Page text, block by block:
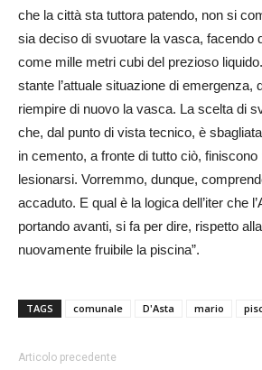
che la città sta tuttora patendo, non si
sia deciso di svuotare la vasca, facendo
come mille metri cubi del prezioso
stante l’attuale situazione di emergenza,
riempire di nuovo la vasca. La scelta di
che, dal punto di vista tecnico, è
in cemento, a fronte di tutto ciò, finiscono
lesionarsi. Vorremmo, dunque,
accaduto. E qual è la logica dell’iter che
portando avanti, si fa per dire, rispetto
nuovamente fruibile la piscina”.
TAGS comunale D'Asta mario
Articolo precedente